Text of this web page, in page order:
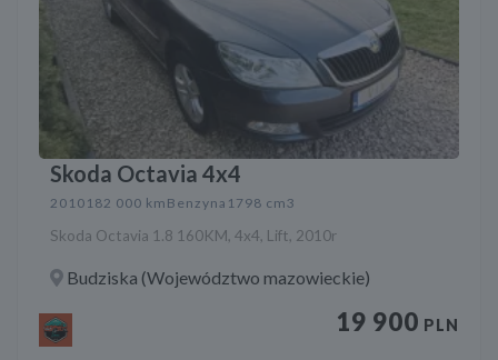
Skoda Octavia 4x4
2010 182 000 km Benzyna 1798 cm3
Skoda Octavia 1.8 160KM, 4x4, Lift, 2010r
Budziska (Województwo mazowieckie)
19 900 PLN